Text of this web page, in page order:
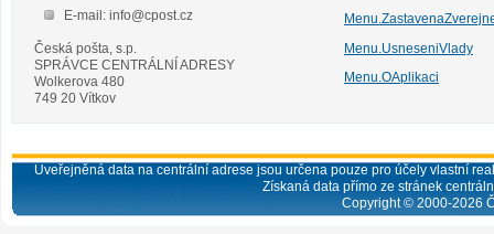
E-mail: info@cpost.cz
Česká pošta, s.p.
SPRÁVCE CENTRÁLNÍ ADRESY
Wolkerova 480
749 20 Vítkov
Menu.UsneseniVlady
Menu.OAplikaci
Uveřejněná data na centrální adrese jsou určena pouze pro účely vlastní
Získaná data přímo ze stránek
Copyright © 2000-2026